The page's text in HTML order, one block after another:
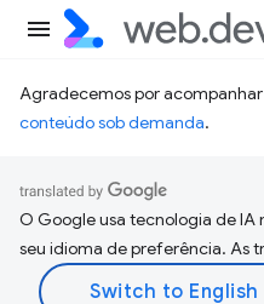
Agradecemos por
conteúdo sob demanda.
O Google usa tecnologia de
seu idioma de preferência. As